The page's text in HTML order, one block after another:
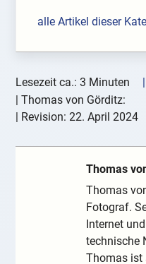
alle Artikel dieser
Lesezeit ca.: 3 Minuten
|Thomas von Görditz:
| Revision:22. April 2024
Thomas
Thomas
Fotograf.
Internet
technische
Thomas ist